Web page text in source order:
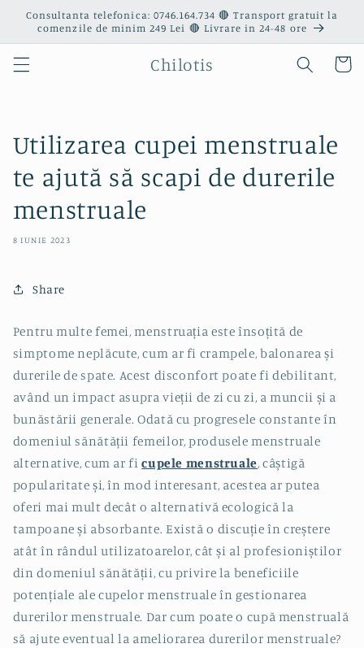
Salt la
conținut
Consultanta telefonica: 0746.164.734 🔴 Transport gratuit la
comenzile de minim 249 Lei 🔴 Livrare in 24-48 ore
Chilotis Coș
Utilizarea cupei menstruale
te ajută să scapi de durerile
menstruale
8 IUNIE 2023
Share
Pentru multe femei, menstruația este însoțită de
simptome neplăcute, cum ar fi crampele, balonarea și
durerile de spate. Acest disconfort poate fi debilitant,
având un impact asupra vieții de zi cu zi, a muncii și a
bunăstării generale. Odată cu progresele constante în
domeniul sănătății femeilor, produsele menstruale
alternative, cum ar ficupele menstruale, câștigă
popularitate și, în mod interesant, acestea ar putea
oferi mai mult decât o alternativă ecologică la
tampoane și absorbante. Există o discuție în creștere
atât în rândul utilizatoarelor, cât și al profesioniștilor
din domeniul sănătății, cu privire la beneficiile
potențiale ale cupelor menstruale în gestionarea
durerilor menstruale. Dar cum poate o cupă menstruală
să ajute eventual la ameliorarea durerilor menstruale?